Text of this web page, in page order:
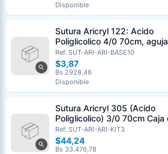
Disponible
Sutura Aricryl 122: Acido
Poliglicolico 4/0 70cm,
Corte Inverso 19mm Und
Absorbible
Ref. SUT-ARI-ARI-BASE10
$3,87
Bs 2928,46
Disponible
Sutura Aricryl 305 (Acido
Poliglicolico) 3/0 70cm Caja
Unds ARIZI Aguja de 1/2
Punta Conica 17mm
Ref. SUT-ARI-ARI-KIT3
$44,24
Bs 33.476,78